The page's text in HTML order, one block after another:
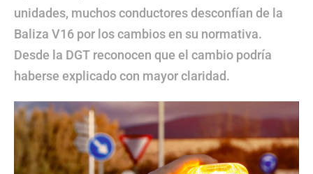
unidades, muchos conductores desconfían de la
Baliza V16 por los cambios en su normativa.
Desde la DGT reconocen que el cambio podría
haberse explicado con mayor claridad.